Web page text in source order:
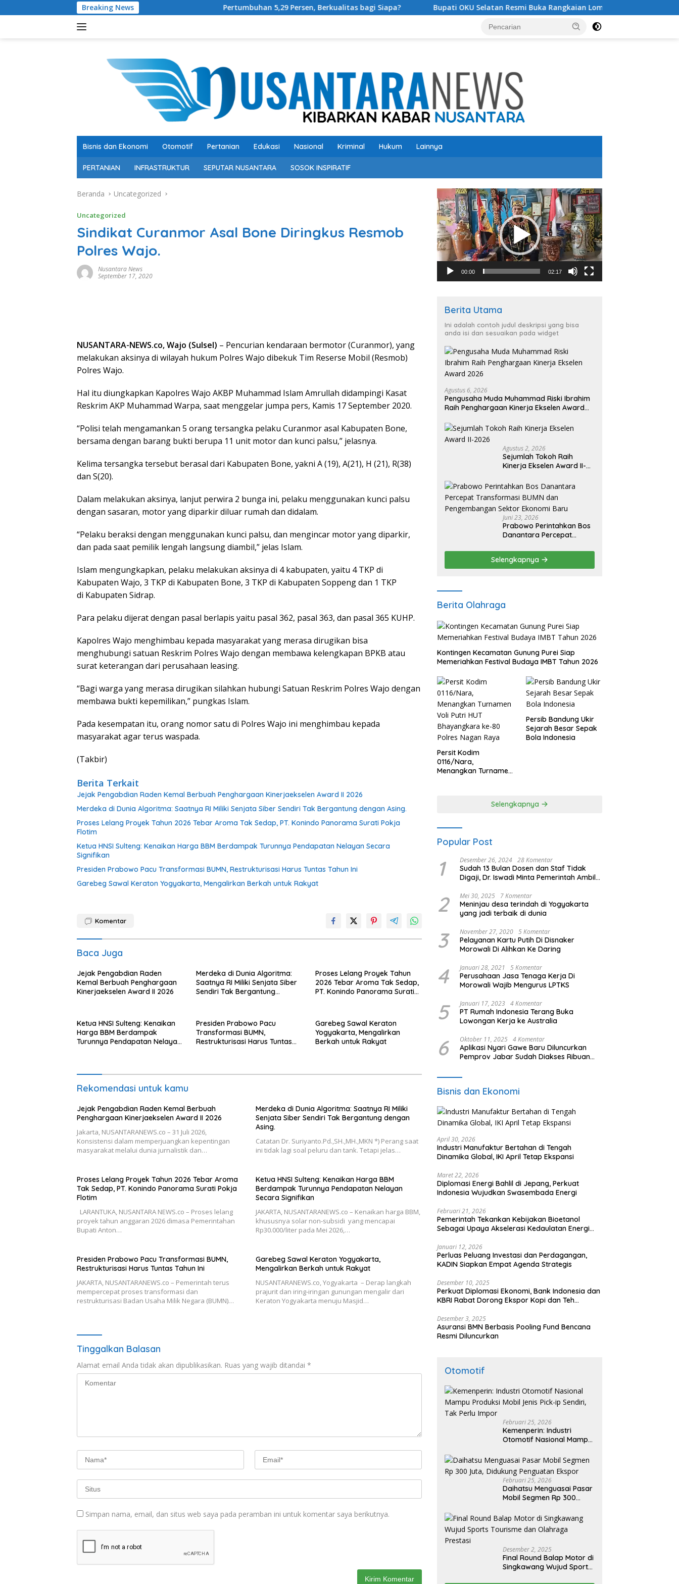
ke
Breaking News Pertumbuhan 5,29 Persen, Berkualitas bagi Siapa? Bupati OKU Selatan Resmi Buka Rangkaian Lomba Peringatan HUT RI ke-81 Tahun 2026
Bisnis dan Ekonomi Otomotif Pertanian Edukasi Nasional Kriminal Hukum Lainnya
PERTANIAN INFRASTRUKTUR SEPUTAR NUSANTARA SOSOK INSPIRATIF
Beranda Uncategorized
Uncategorized
Sindikat Curanmor Asal Bone Diringkus Resmob
Polres Wajo.
Nusantara News
September 17, 2020
NUSANTARA-NEWS.co, Wajo (Sulsel) – Pencurian kendaraan bermotor (Curanmor), yang
melakukan aksinya di wilayah hukum Polres Wajo dibekuk Tim Reserse Mobil (Resmob)
Polres Wajo.
Hal itu diungkapkan Kapolres Wajo AKBP Muhammad Islam Amrullah didampingi Kasat
Reskrim AKP Muhammad Warpa, saat menggelar jumpa pers, Kamis 17 September 2020.
“Polisi telah mengamankan 5 orang tersangka pelaku Curanmor asal Kabupaten Bone,
bersama dengan barang bukti berupa 11 unit motor dan kunci palsu,” jelasnya.
Kelima tersangka tersebut berasal dari Kabupaten Bone, yakni A (19), A(21), H (21), R(38)
dan S(20).
Dalam melakukan aksinya, lanjut perwira 2 bunga ini, pelaku menggunakan kunci palsu
dengan sasaran, motor yang diparkir diluar rumah dan didalam.
“Pelaku beraksi dengan menggunakan kunci palsu, dan mengincar motor yang diparkir,
dan pada saat pemilik lengah langsung diambil,” jelas Islam.
Islam mengungkapkan, pelaku melakukan aksinya di 4 kabupaten, yaitu 4 TKP di
Kabupaten Wajo, 3 TKP di Kabupaten Bone, 3 TKP di Kabupaten Soppeng dan 1 TKP
di Kabupaten Sidrap.
Para pelaku dijerat dengan pasal berlapis yaitu pasal 362, pasal 363, dan pasal 365 KUHP.
Kapolres Wajo menghimbau kepada masyarakat yang merasa dirugikan bisa
menghubungi satuan Reskrim Polres Wajo dengan membawa kelengkapan BPKB atau
surat keterangan dari perusahaan leasing.
“Bagi warga yang merasa dirugikan silahkan hubungi Satuan Reskrim Polres Wajo dengan
membawa bukti kepemilikan,” pungkas Islam.
Pada kesempatan itu, orang nomor satu di Polres Wajo ini menghimbau kepada
masyarakat agar terus waspada.
(Takbir)
Berita Terkait
Jejak Pengabdian Raden Kemal Berbuah Penghargaan Kinerjaekselen Award II 2026
Merdeka di Dunia Algoritma: Saatnya RI Miliki Senjata Siber Sendiri Tak Bergantung dengan Asing.
Proses Lelang Proyek Tahun 2026 Tebar Aroma Tak Sedap, PT. Konindo Panorama Surati Pokja
Flotim
Ketua HNSI Sulteng: Kenaikan Harga BBM Berdampak Turunnya Pendapatan Nelayan Secara
Signifikan
Presiden Prabowo Pacu Transformasi BUMN, Restrukturisasi Harus Tuntas Tahun Ini
Garebeg Sawal Keraton Yogyakarta, Mengalirkan Berkah untuk Rakyat
Komentar
Baca Juga
Jejak Pengabdian Raden
Kemal Berbuah Penghargaan
Kinerjaekselen Award II 2026
Merdeka di Dunia Algoritma:
Saatnya RI Miliki Senjata Siber
Sendiri Tak Bergantung
Proses Lelang Proyek Tahun
2026 Tebar Aroma Tak Sedap,
PT. Konindo Panorama Surati
Ketua HNSI Sulteng: Kenaikan
Harga BBM Berdampak
Turunnya Pendapatan Nelayan
Presiden Prabowo Pacu
Transformasi BUMN,
Restrukturisasi Harus Tuntas
Garebeg Sawal Keraton
Yogyakarta, Mengalirkan
Berkah untuk Rakyat
Rekomendasi untuk kamu
Jejak Pengabdian Raden Kemal Berbuah
Penghargaan Kinerjaekselen Award II 2026
Jakarta, NUSANTARANEWS.co – 31 Juli 2026,
Konsistensi dalam memperjuangkan kepentingan
masyarakat melalui dunia jurnalistik dan…
Merdeka di Dunia Algoritma: Saatnya RI Miliki
Senjata Siber Sendiri Tak Bergantung dengan
Asing.
Catatan Dr. Suriyanto.Pd.,SH.,MH.,MKN *) Perang saat
ini tidak lagi soal peluru dan tank. Tetapi jelas…
Proses Lelang Proyek Tahun 2026 Tebar Aroma
Tak Sedap, PT. Konindo Panorama Surati Pokja
Flotim
LARANTUKA, NUSANTARA NEWS.co – Proses lelang
proyek tahun anggaran 2026 dimasa Pemerintahan
Bupati Anton…
Ketua HNSI Sulteng: Kenaikan Harga BBM
Berdampak Turunnya Pendapatan Nelayan
Secara Signifikan
JAKARTA, NUSANTARANEWS.co – Kenaikan harga BBM,
khususnya solar non-subsidi yang mencapai
Rp30.000/liter pada Mei 2026,…
Presiden Prabowo Pacu Transformasi BUMN,
Restrukturisasi Harus Tuntas Tahun Ini
JAKARTA, NUSANTARANEWS.co – Pemerintah terus
mempercepat proses transformasi dan
restrukturisasi Badan Usaha Milik Negara (BUMN)…
Garebeg Sawal Keraton Yogyakarta,
Mengalirkan Berkah untuk Rakyat
NUSANTARANEWS.co, Yogyakarta – Derap langkah
prajurit dan iring-iringan gunungan mengalir dari
Keraton Yogyakarta menuju Masjid…
Tinggalkan Balasan
Alamat email Anda tidak akan dipublikasikan. Ruas yang wajib ditandai *
Simpan nama, email, dan situs web saya pada peramban ini untuk komentar saya berikutnya.
Pemutar
Video
00:00 02:17
Berita Utama
Ini adalah contoh judul deskripsi yang bisa
anda isi dan sesuaikan pada widget
Agustus 6, 2026
Pengusaha Muda Muhammad Riski Ibrahim
Raih Penghargaan Kinerja Ekselen Award
Agustus 2, 2026
Sejumlah Tokoh Raih
Kinerja Ekselen Award II-
Juni 23, 2026
Prabowo Perintahkan Bos
Danantara Percepat
Pengembangan Sektor
Ekonomi Baru
Selengkapnya
Berita Olahraga
Kontingen Kecamatan Gunung Purei Siap
Memeriahkan Festival Budaya IMBT Tahun 2026
Persit Kodim
0116/Nara,
Menangkan Turnamen
Persib Bandung Ukir
Sejarah Besar Sepak
Bola Indonesia
Selengkapnya
Popular Post
1 Desember 26, 2024 28 Komentar
Sudah 13 Bulan Dosen dan Staf Tidak
Digaji, Dr. Iswadi Minta Pemerintah Ambil
2 Mei 30, 2025 7 Komentar
Meninjau desa terindah di Yogyakarta
yang jadi terbaik di dunia
3 November 27, 2020 5 Komentar
Pelayanan Kartu Putih Di Disnaker
Morowali Di Alihkan Ke Daring
4 Januari 28, 2021 5 Komentar
Perusahaan Jasa Tenaga Kerja Di
Morowali Wajib Mengurus LPTKS
5 Januari 17, 2023 4 Komentar
PT Rumah Indonesia Terang Buka
Lowongan Kerja ke Australia
6 Oktober 11, 2025 4 Komentar
Aplikasi Nyari Gawe Baru Diluncurkan
Pemprov Jabar Sudah Diakses Ribuan
Bisnis dan Ekonomi
April 30, 2026
Industri Manufaktur Bertahan di Tengah
Dinamika Global, IKI April Tetap Ekspansi
Maret 22, 2026
Diplomasi Energi Bahlil di Jepang, Perkuat
Indonesia Wujudkan Swasembada Energi
Februari 21, 2026
Pemerintah Tekankan Kebijakan Bioetanol
Sebagai Upaya Akselerasi Kedaulatan Energi
Januari 12, 2026
Perluas Peluang Investasi dan Perdagangan,
KADIN Siapkan Empat Agenda Strategis
Desember 10, 2025
Perkuat Diplomasi Ekonomi, Bank Indonesia dan
KBRI Rabat Dorong Ekspor Kopi dan Teh
Desember 3, 2025
Asuransi BMN Berbasis Pooling Fund Bencana
Resmi Diluncurkan
Otomotif
Februari 25, 2026
Kemenperin: Industri
Otomotif Nasional Mampu
ip Sendiri, Tak Perlu Impor
Februari 25, 2026
Daihatsu Menguasai Pasar
Mobil Segmen Rp 300
Ekspor
Desember 2, 2025
Final Round Balap Motor di
Singkawang Wujud Sports